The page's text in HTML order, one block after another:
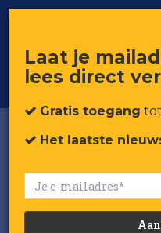
Voor professionals in retail &
Laat je
lees direct
Gratis toegang
Het laatste